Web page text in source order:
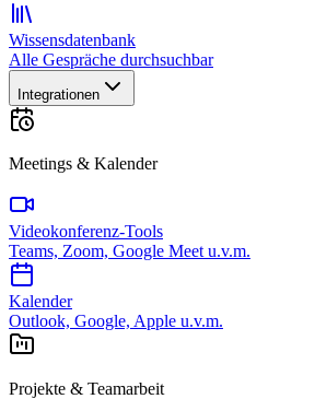
Wissensdatenbank
Alle Gespräche durchsuchbar
Integrationen
Meetings & Kalender
Videokonferenz-Tools
Teams, Zoom, Google Meet u.v.m.
Kalender
Outlook, Google, Apple u.v.m.
Projekte & Teamarbeit